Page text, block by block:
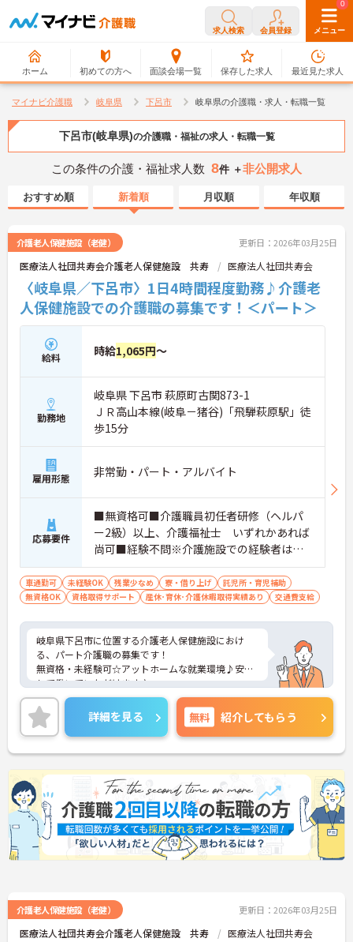
求人検索 会員登録 メニュー
ホーム 初めての方へ 面談会場一覧
0
保存した求人
0
最近見た求人
マイナビ介護職 岐阜県 下呂市 岐阜県の介護職・求人・転職一覧
下呂市(岐阜県)の介護職・福祉の求人・転職一覧
この条件の介護・福祉求人数 8件 ＋非公開求人
おすすめ順 新着順 月収順 年収順
介護老人保健施設（老健） 更新日：2026年03月25日
医療法人社団共寿会介護老人保健施設 共寿 医療法人社団共寿会
〈岐阜県／下呂市〉1日4時間程度勤務♪介護老
人保健施設での介護職の募集です！＜パート＞
給料 時給1,065円～
勤務地
岐阜県 下呂市 萩原町古関873-1
ＪＲ高山本線(岐阜－猪谷)「飛騨萩原駅」徒
歩15分
雇用形態 非常勤・パート・アルバイト
応募要件
■無資格可■介護職員初任者研修（ヘルパ
ー2級）以上、介護福祉士 いずれかあれば
尚可■経験不問※介護施設での経験者は優
遇
車通勤可 未経験OK 残業少なめ 寮・借り上げ
託児所・育児補助
無資格OK
資格取得サポート 産休･育休･介護休暇取得実績あり 交通費支給
岐阜県下呂市に位置する介護老人保健施設におけ
る、パート介護職の募集です！
無資格・未経験可☆アットホームな就業環境♪安心
して働いていただけます♪
ご興味ある方には、面接対策ポイントなど、さらに
詳細をお話しいたしますのでお気軽にご相談くださ
い。
詳細を見る 無料 紹介してもらう
介護老人保健施設（老健） 更新日：2026年03月25日
医療法人社団共寿会介護老人保健施設 共寿 医療法人社団共寿会